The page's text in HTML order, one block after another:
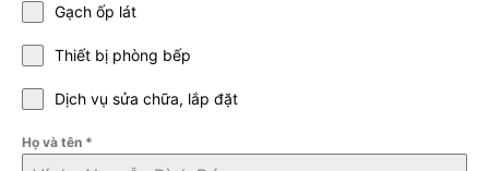
Gạch ốp lát
Thiết bị phòng bếp
Dịch vụ sửa chữa, lắp đặt
Họ và tên *